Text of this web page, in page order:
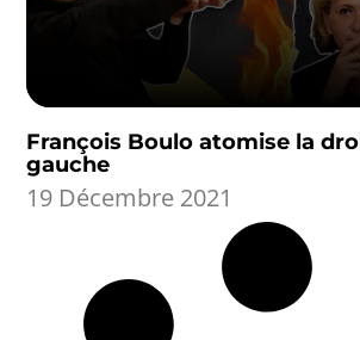
François Boulo atomise la
gauche
19 Décembre 2021